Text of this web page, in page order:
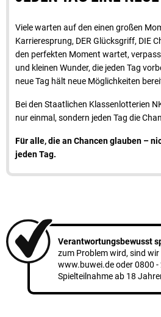
Viele warten auf den einen großen
Karrieresprung, DER Glücksgriff, DIE
den perfekten Moment wartet,
und kleinen Wunder, die jeden Tag
neue Tag hält neue Möglichkeiten
Bei den Staatlichen Klassenlotterien
nur einmal, sondern jeden Tag die
Für alle, die an Chancen glauben –
jeden Tag.
Verantwortungsbewusst
zum Problem wird, sind
www.buwei.deoder0800 -
Spielteilnahme ab 18